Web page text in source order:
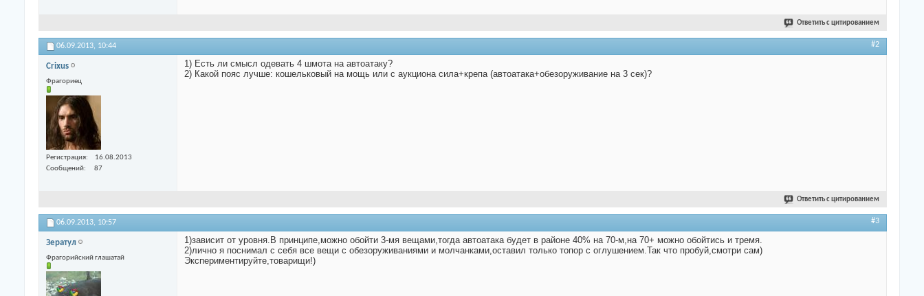
Ответить с цитированием
06.09.2013, 10:44 #2
Crixus
Фрагориец
Регистрация
16.08.2013
Сообщений
87
1) Есть ли смысл одевать 4 шмота на автоатаку?
2) Какой пояс лучше: кошельковый на мощь или с аукциона сила+крепа (автоатака+обезоруживание на 3 сек)?
Ответить с цитированием
06.09.2013, 10:57 #3
Зератул
Фрагорийский глашатай
1)зависит от уровня.В принципе,можно обойти 3-мя вещами,тогда автоатака будет в районе 40% на 70-м,на 70+ можно обойтись и тремя.
2)лично я поснимал с себя все вещи с обезоруживаниями и молчанками,оставил только топор с оглушением.Так что пробуй,смотри сам)
Экспериментируйте,товарищи!)